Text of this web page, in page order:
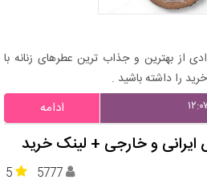
از بهترین و جذاب ترین عطرهای زنانه با
را داشته باشید .
ادامه
و خارجی + لینک خرید
5 5777